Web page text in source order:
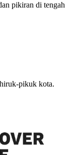
pikiran di tengah
pikuk kota.